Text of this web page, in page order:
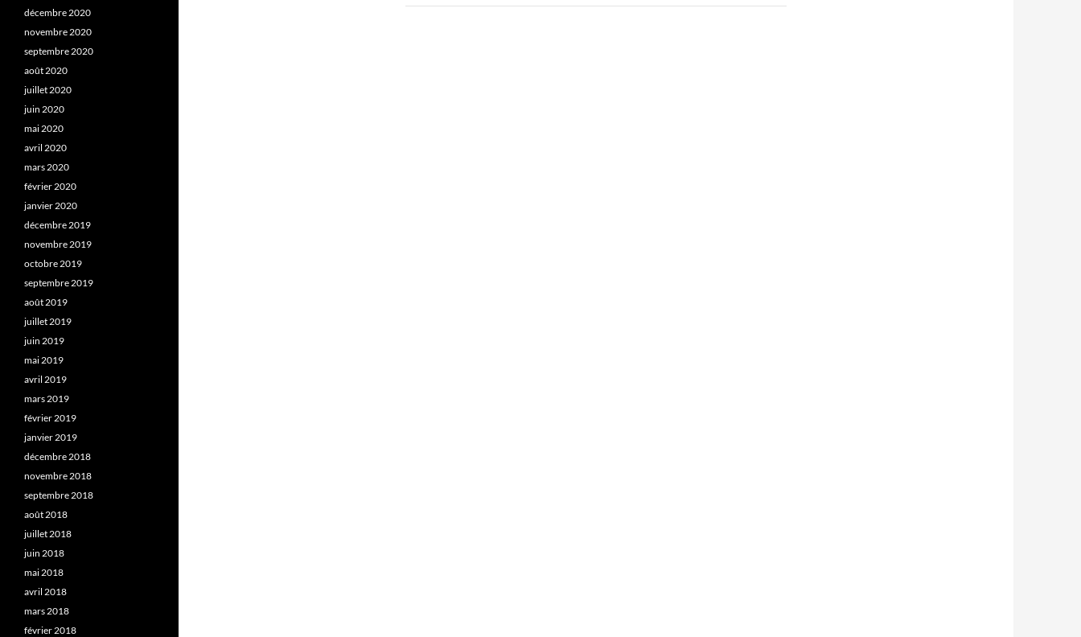
décembre 2020
novembre 2020
septembre 2020
août 2020
juillet 2020
juin 2020
mai 2020
avril 2020
mars 2020
février 2020
janvier 2020
décembre 2019
novembre 2019
octobre 2019
septembre 2019
août 2019
juillet 2019
juin 2019
mai 2019
avril 2019
mars 2019
février 2019
janvier 2019
décembre 2018
novembre 2018
septembre 2018
août 2018
juillet 2018
juin 2018
mai 2018
avril 2018
mars 2018
février 2018